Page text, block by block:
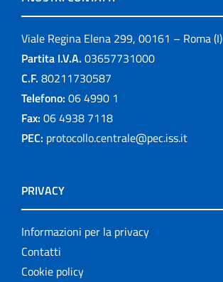
Viale Regina Elena 299, 00161 – Roma (I)
Partita I.V.A. 03657731000
C.F. 80211730587
Telefono: 06 4990 1
Fax: 06 4938 7118
PEC: protocollo.centrale@pec.iss.it
PRIVACY
Informazioni per la privacy
Contatti
Cookie policy